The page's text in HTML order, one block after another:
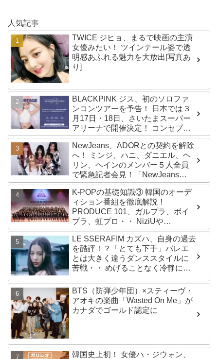
人気記事
TWICE ジヒョ、まるで映画の主演
女優みたい！ ツインテール姿で透
明感あふれる魅力を大放出[写真あ
り]
BLACKPINK ジス、初のソロファ
ンコンツアーを予告！ 日本では３
月17日・18日、さいたまスーパー
アリーナで開催決定！ コンセプト
は“愛のカケラ”！？ 14日には新ア
ルバム『AMORTAGE』もリリース
NewJeans、ADORとの契約を解除
へ！ ミンジ、ハニ、ダニエル、ヘ
リン、ヘインのメンバー５人全員
で緊急記者会見！「NewJeans
never dies!」と微笑みの宣言！
ADOR側、2029年まで契約有効と
主張
K-POPの基礎知識③ 韓国のオーデ
ィション番組を徹底解説！
PRODUCE 101、ガルプラ、ボイ
プラ、虹プロ・・ NiziUや
Kep1er、ZEROBASEONEら人気
グループが続々と誕生！ JO1や
INI、ME:Iを生んだ日プまで一挙紹
介
LE SSERAFIM カズハ、自身の過去
を酷評！？「とても下手」バレエ
とは大きく違うダンススタイルに
苦戦・・ めげることなく冷静に努
BTS（防弾少年団）×スティーヴ・
アオキの楽曲「Wasted On Me」が
カナダでゴールド認定に
韓国史上初！ 女優ハ・ジウォン、